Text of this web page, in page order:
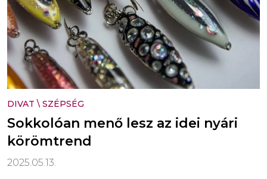
DIVAT \ SZÉPSÉG
Sokkolóan menő lesz az idei nyári
körömtrend
2025.05.13.